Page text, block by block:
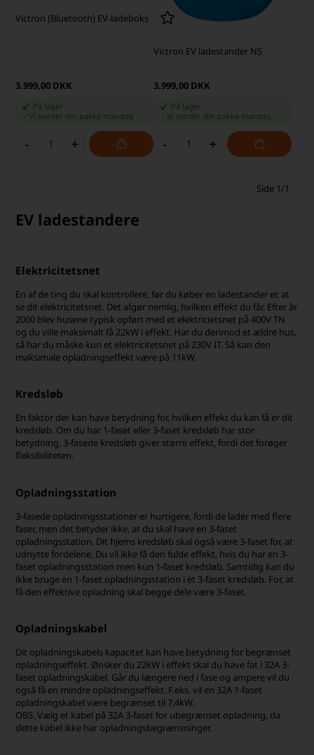
Victron (Bluetooth) EV-ladeboks
3.999,00 DKK
På lager
-Vi sender din pakke mandag
- +
Victron EV ladestander NS
3.999,00 DKK
På lager
Vi sender din pakke mandag
- +
Side 1/1
EV ladestandere
Elektricitetsnet
En af de ting du skal kontrollere, før du køber en ladestander er, at
se dit elektricitetsnet. Det afgør nemlig, hvilken effekt du får. Efter år
2000 blev husene typisk opført med et elektricietsnet på 400V TN
og du ville maksimalt få 22kW i effekt. Har du derimod et ældre hus,
så har du måske kun et elektricitetsnet på 230V IT. Så kan den
maksimale opladningseffekt være på 11kW.
Kredsløb
En faktor der kan have betydning for, hvilken effekt du kan få er dit
kredsløb. Om du har 1-faset eller 3-faset kredsløb har stor
betydning. 3-fasede kredsløb giver større effekt, fordi det forøger
fleksibiliteten.
Opladningsstation
3-fasede opladningsstationer er hurtigere, fordi de lader med flere
faser, men det betyder ikke, at du skal have en 3-faset
opladningsstation. Dit hjems kredsløb skal også være 3-faset for, at
udnytte fordelene. Du vil ikke få den fulde effekt, hvis du har en 3-
faset opladningsstation men kun 1-faset kredsløb. Samtidig kan du
ikke bruge en 1-faset opladningsstation i et 3-faset kredsløb. For, at
få den effektive opladning skal begge dele være 3-faset.
Opladningskabel
Dit opladningskabels kapacitet kan have betydning for begrænset
opladningseffekt. Ønsker du 22kW i effekt skal du have fat i 32A 3-
faset opladningskabel. Går du længere ned i fase og ampere vil du
også få en mindre opladningseffekt. F.eks. vil en 32A 1-faset
opladningskabel være begrænset til 7,4kW.
OBS. Vælg et kabel på 32A 3-faset for ubegrænset opladning, da
dette kabel ikke har opladningsbegrænsninger.